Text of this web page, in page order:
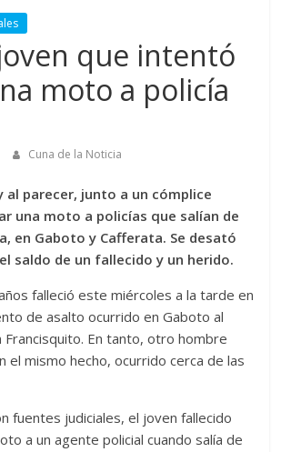
que intentó
moto a policía
Cuna de la Noticia
al parecer, junto a un cómplice
una moto a policías que salían de
en Gaboto y Cafferata. Se desató
saldo de un fallecido y un herido.
falleció este miércoles a la tarde en
de asalto ocurrido en Gaboto al
Francisquito. En tanto, otro hombre
el mismo hecho, ocurrido cerca de las
fuentes judiciales, el joven fallecido
a un agente policial cuando salía de